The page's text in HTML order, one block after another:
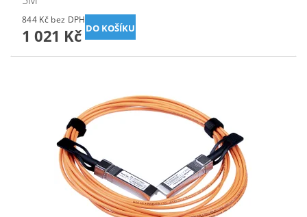
844 Kč bez DPH
1 021 Kč